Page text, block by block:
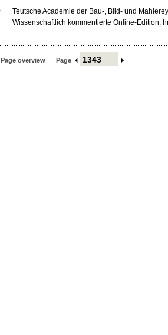
Teutsche Academie der Bau-, Bild- und
Wissenschaftlich kommentierte Online-Edition,
Page overview Page